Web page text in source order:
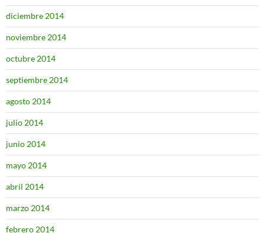
diciembre 2014
noviembre 2014
octubre 2014
septiembre 2014
agosto 2014
julio 2014
junio 2014
mayo 2014
abril 2014
marzo 2014
febrero 2014